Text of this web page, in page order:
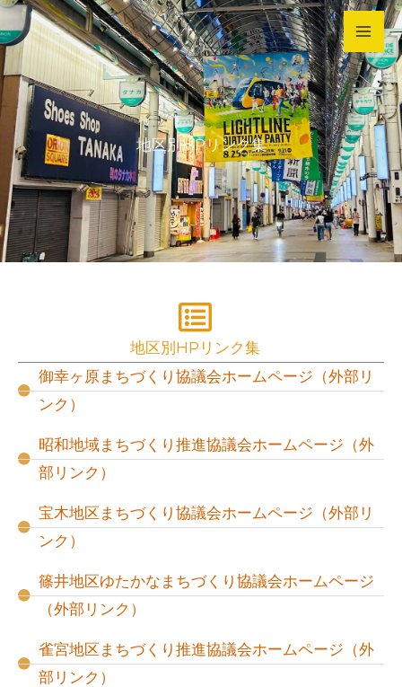
内
容
を
ス
ッ
プ
地区別HPリンク集
地区別HPリンク集
御幸ヶ原まちづくり協議会ホームページ（外部リ
ンク）
昭和地域まちづくり推進協議会ホームページ（外
部リンク）
宝木地区まちづくり協議会ホームページ（外部リ
ンク）
篠井地区ゆたかなまちづくり協議会ホームページ
（外部リンク）
雀宮地区まちづくり推進協議会ホームページ（外
部リンク）